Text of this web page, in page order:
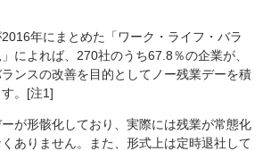
年にまとめた「ワーク・ライフ・バラ
によれば、270社のうち67.8％の企業が、
ンスの改善を目的としてノー残業デーを積
。[注1]
が形骸化しており、実際には残業が常態化
ありません。また、形式上は定時退社して